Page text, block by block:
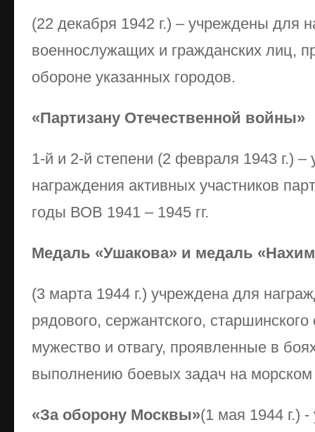
(22 декабря 1942 г.) – учреждены для
военнослужащих и гражданских лиц,
обороне указанных городов.
«Партизану Отечественной войны»
1-й и 2-й степени (2 февраля 1943 г.)
награждения активных участников
годы ВОВ 1941 – 1945 гг.
Медаль «Ушакова» и медаль
(3 марта 1944 г.) учреждена для
рядового, сержантского,
мужество и отвагу, проявленные в
выполнению боевых задач на морском
«За оборону Москвы»(1 мая 1944 г.)